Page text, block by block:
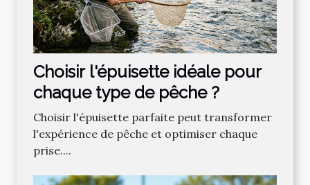
Choisir l'épuisette idéale pour
chaque type de pêche ?
Choisir l'épuisette parfaite peut transformer
l'expérience de pêche et optimiser chaque
prise....